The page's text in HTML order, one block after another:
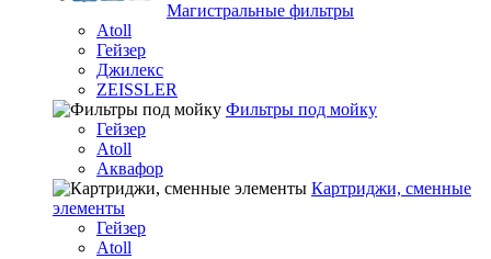
Магистральные фильтры
Atoll
Гейзер
Джилекс
ZEISSLER
Фильтры под мойку
Гейзер
Atoll
Аквафор
Картриджи, сменные
элементы
Гейзер
Atoll